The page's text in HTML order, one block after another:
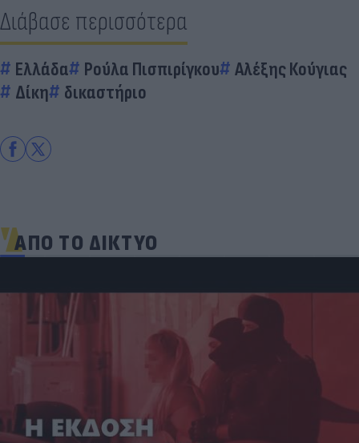
Διάβασε περισσότερα
Ελλάδα Ρούλα Πισπιρίγκου
Αλέξης Κούγιας
Δίκη
δικαστήριο
ΑΠΟ ΤΟ ΔΙΚΤΥΟ